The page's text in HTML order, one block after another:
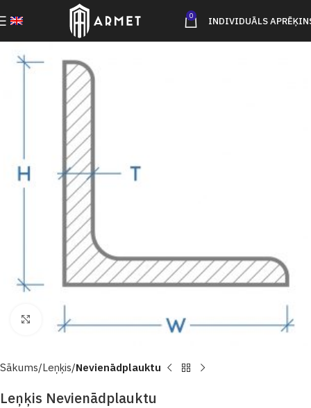
0 INDIVIDUĀLS
Click to enlarge
Sākums Leņķis Nevienādplauktu
Leņķis Nevienādplauktu